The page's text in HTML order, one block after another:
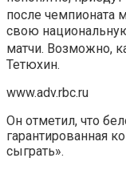
после чемпионата
свою
матчи. Возможно,
Тетюхин.
www.adv.rbc.ru
Он отметил, что
гарантированная
сыграть».